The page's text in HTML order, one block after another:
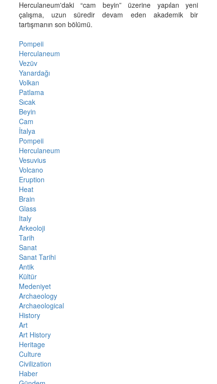
Herculaneum'daki “cam beyin” üzerine yapılan yeni
çalışma, uzun süredir devam eden akademik bir
tartışmanın son bölümü.
Pompeii
Herculaneum
Vezüv
Yanardağı
Volkan
Patlama
Sıcak
Beyin
Cam
İtalya
Pompeii
Herculaneum
Vesuvius
Volcano
Eruption
Heat
Brain
Glass
Italy
Arkeoloji
Tarih
Sanat
Sanat Tarihi
Antik
Kültür
Medeniyet
Archaeology
Archaeological
History
Art
Art History
Heritage
Culture
Civilization
Haber